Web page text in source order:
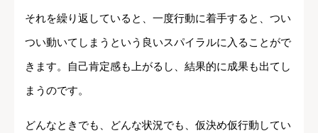
それを繰り返していると、一度行動に着手すると、つい
つい動いてしまうという良いスパイラルに入ることがで
きます。自己肯定感も上がるし、結果的に成果も出てし
まうのです。
どんなときでも、どんな状況でも、仮決め仮行動してい